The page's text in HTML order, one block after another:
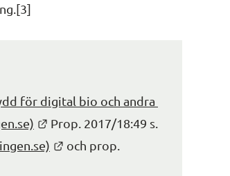
för digital bio och andra
Länk till annan webbplats.
Prop. 2017/18:49 s.
Länk till annan webbplats.
och prop.